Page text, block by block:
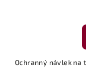
Ochranný návlek na